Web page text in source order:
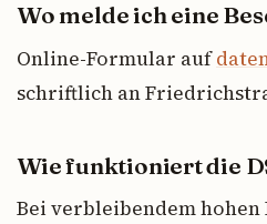
Wo melde ich eine
Online-Formular auf
schriftlich an
Wie funktioniert die
Bei verbleibendem